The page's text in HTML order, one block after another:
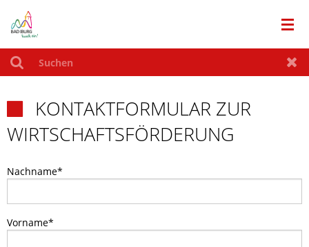
RATHAUS
LEBEN IN BAD IBURG
TOURISMUS
WIRTSCHAFT
AKTUELLES
KONTAKTFORMULAR ZUR
WIRTSCHAFTSFÖRDERUNG
Nachname*
Vorname*